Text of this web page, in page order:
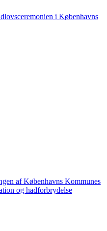
i Københavns
af Københavns Kommunes
og hadforbrydelse